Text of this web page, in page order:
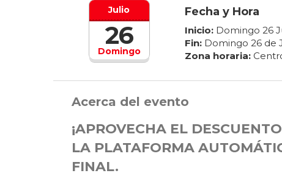
Domingo
Julio
26
Fecha y Hora
Inicio: Domingo 26
Fin: Domingo 26 de
Zona horaria:
Acerca del evento
¡APROVECHA EL
LA PLATAFORMA
FINAL.